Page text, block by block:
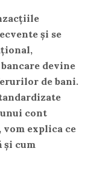
și se
devine
de bani.
cont
explica ce
și cum